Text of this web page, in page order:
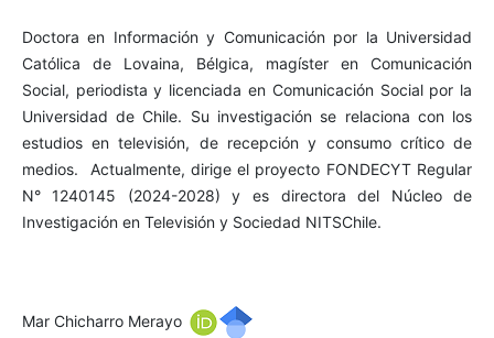
Doctora en Información y Comunicación por la Universidad
Católica de Lovaina, Bélgica, magíster en Comunicación
Social, periodista y licenciada en Comunicación Social por la
Universidad de Chile. Su investigación se relaciona con los
estudios en televisión, de recepción y consumo crítico de
medios. Actualmente, dirige el proyecto FONDECYT Regular
N° 1240145 (2024-2028) y es directora del Núcleo de
Investigación en Televisión y Sociedad NITSChile.
Mar Chicharro Merayo